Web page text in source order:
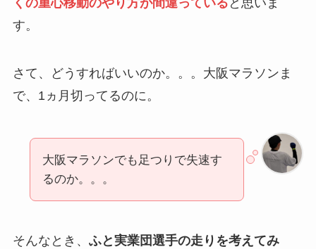
くの重心移動のやり方が間違っている と思いま
す。
さて、どうすればいいのか。。。大阪マラソンま
で、1ヵ月切ってるのに。
大阪マラソンでも足つりで失速す
るのか。。。
そんなとき、 ふと実業団選手の走りを考えてみ